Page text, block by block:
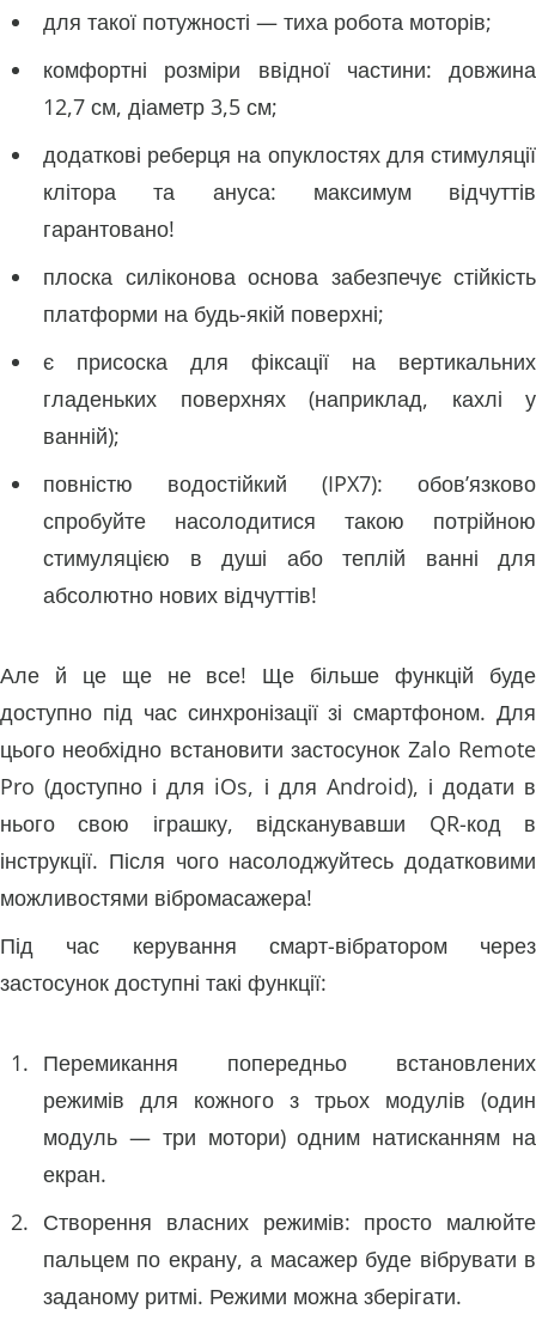
для такої потужності — тиха робота моторів;
комфортні розміри ввідної частини: довжина
12,7 см, діаметр 3,5 см;
додаткові реберця на опуклостях для стимуляції
клітора та ануса: максимум відчуттів
гарантовано!
плоска силіконова основа забезпечує стійкість
платформи на будь-якій поверхні;
є присоска для фіксації на вертикальних
гладеньких поверхнях (наприклад, кахлі у
ванній);
повністю водостійкий (IPX7): обов’язково
спробуйте насолодитися такою потрійною
стимуляцією в душі або теплій ванні для
абсолютно нових відчуттів!
Але й це ще не все! Ще більше функцій буде
доступно під час синхронізації зі смартфоном. Для
цього необхідно встановити застосунок Zalo Remote
Pro (доступно і для iOs, і для Android), і додати в
нього свою іграшку, відсканувавши QR-код в
інструкції. Після чого насолоджуйтесь додатковими
можливостями вібромасажера!
Під час керування смарт-вібратором через
застосунок доступні такі функції:
Перемикання попередньо встановлених
режимів для кожного з трьох модулів (один
модуль — три мотори) одним натисканням на
екран.
Створення власних режимів: просто малюйте
пальцем по екрану, а масажер буде вібрувати в
заданому ритмі. Режими можна зберігати.